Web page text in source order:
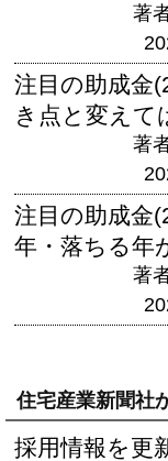
著
注目の助成金
き点と変えて
著
注目の助成金
年・落ちる年
著
住宅産業新聞社
採用情報を更